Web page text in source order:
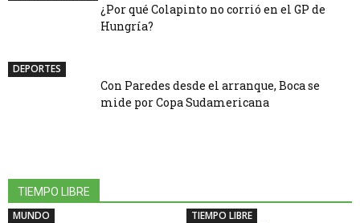
¿Por qué Colapinto no corrió en el GP de
Hungría?
DEPORTES
Con Paredes desde el arranque, Boca se
mide por Copa Sudamericana
TIEMPO LIBRE
MUNDO TIEMPO LIBRE